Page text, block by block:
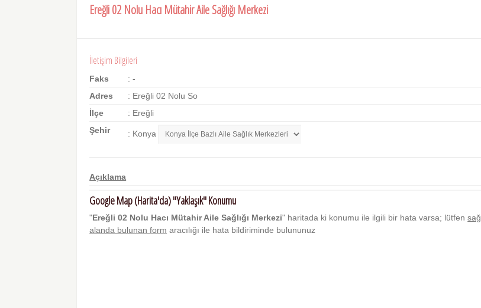
Ereğli 02 Nolu Hacı Mütahir Aile Sağlığı Merkezi
İletişim Bilgileri
Faks
: -
Adres
: Ereğli 02 Nolu So
İlçe
: Ereğli
Şehir
: Konya
Açıklama
Google Map (Harita'da) "Yaklaşık" Konumu
"Ereğli 02 Nolu Hacı Mütahir Aile Sağlığı Merkezi" haritada ki konumu ile ilgili bir hata varsa; lütfensağ
alanda bulunan form aracılığı ile hata bildiriminde bulununuz